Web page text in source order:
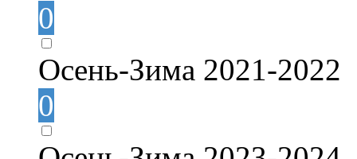
0
Осень-Зима 2021-2022
0